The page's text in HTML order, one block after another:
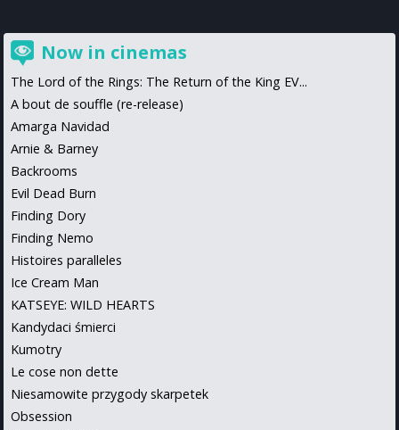
Now in cinemas
The Lord of the Rings: The Return of the King EV...
A bout de souffle (re-release)
Amarga Navidad
Arnie & Barney
Backrooms
Evil Dead Burn
Finding Dory
Finding Nemo
Histoires paralleles
Ice Cream Man
KATSEYE: WILD HEARTS
Kandydaci śmierci
Kumotry
Le cose non dette
Niesamowite przygody skarpetek
Obsession